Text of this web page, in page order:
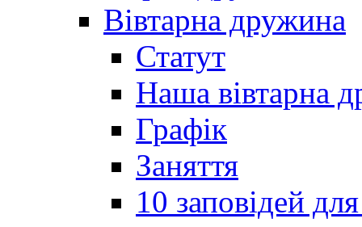
Вівтарна дружина
Статут
Наша вівтарна
Графік
Заняття
10 заповідей